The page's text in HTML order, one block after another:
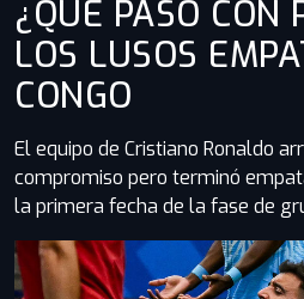
¿QUÉ PASÓ CON
LOS LUSOS
CONGO
El equipo de Cristiano Ronaldo
compromiso pero terminó
la primera fecha de la fase de